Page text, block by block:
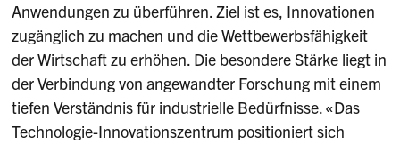
Anwendungen zu überführen. Ziel ist es, Innovationen
zugänglich zu machen und die Wettbewerbsfähigkeit
der Wirtschaft zu erhöhen. Die besondere Stärke liegt in
der Verbindung von angewandter Forschung mit einem
tiefen Verständnis für industrielle Bedürfnisse. «Das
Technologie-Innovationszentrum positioniert sich